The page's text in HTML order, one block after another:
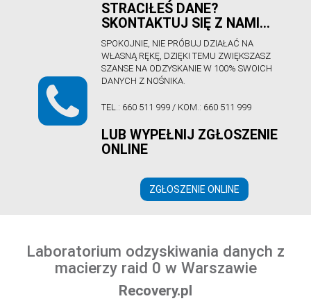
STRACIŁEŚ DANE?
SKONTAKTUJ SIĘ Z NAMI…
SPOKOJNIE, NIE PRÓBUJ DZIAŁAĆ NA
WŁASNĄ RĘKĘ, DZIĘKI TEMU ZWIĘKSZASZ
SZANSE NA ODZYSKANIE W 100% SWOICH
DANYCH Z NOŚNIKA.
TEL.: 660 511 999 / KOM.: 660 511 999
LUB WYPEŁNIJ ZGŁOSZENIE
ONLINE
ZGŁOSZENIE ONLINE
Laboratorium odzyskiwania danych z
macierzy raid 0 w Warszawie
Recovery.pl